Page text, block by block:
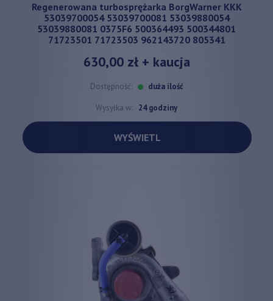
Regenerowana turbosprężarka BorgWarner KKK
53039700054 53039700081 53039880054
53039880081 0375F6 500364493 500344801
71723501 71723503 962143720 805341
630,00 zł+ kaucja
Dostępność: duża ilość
Wysyłka w: 24 godziny
WYŚWIETL